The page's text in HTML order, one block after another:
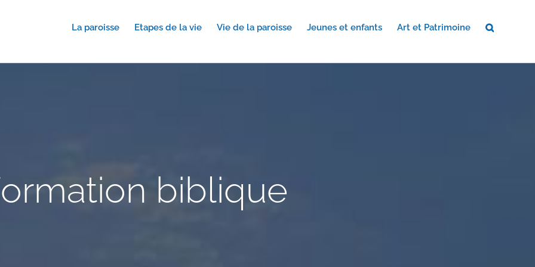
La paroisse Etapes de la vie Vie de la paroisse Jeunes et enfants Art et Patrimoine
biblique